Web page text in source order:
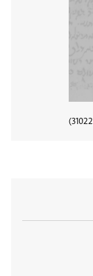
31022